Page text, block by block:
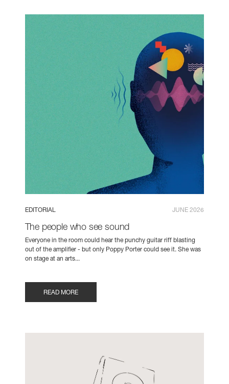
EDITORIAL JUNE 2026
The people who see sound
Everyone in the room could hear the punchy guitar riff blasting
out of the amplifier - but only Poppy Porter could see it. She was
on stage at an arts...
READ MORE